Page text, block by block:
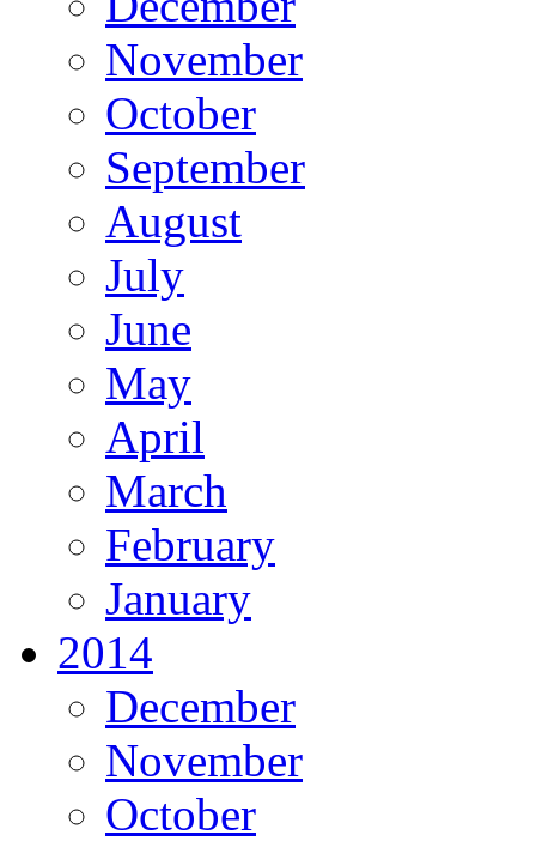
November
October
September
August
July
June
May
April
March
February
January
2014
December
November
October